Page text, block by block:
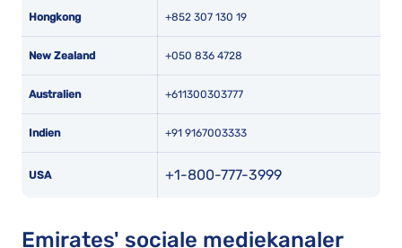
Hongkong +852 307 130 19
New Zealand +050 836 4728
Australien +611300303777
Indien +91 9167003333
USA +1-800-777-3999
Emirates' sociale mediekanaler